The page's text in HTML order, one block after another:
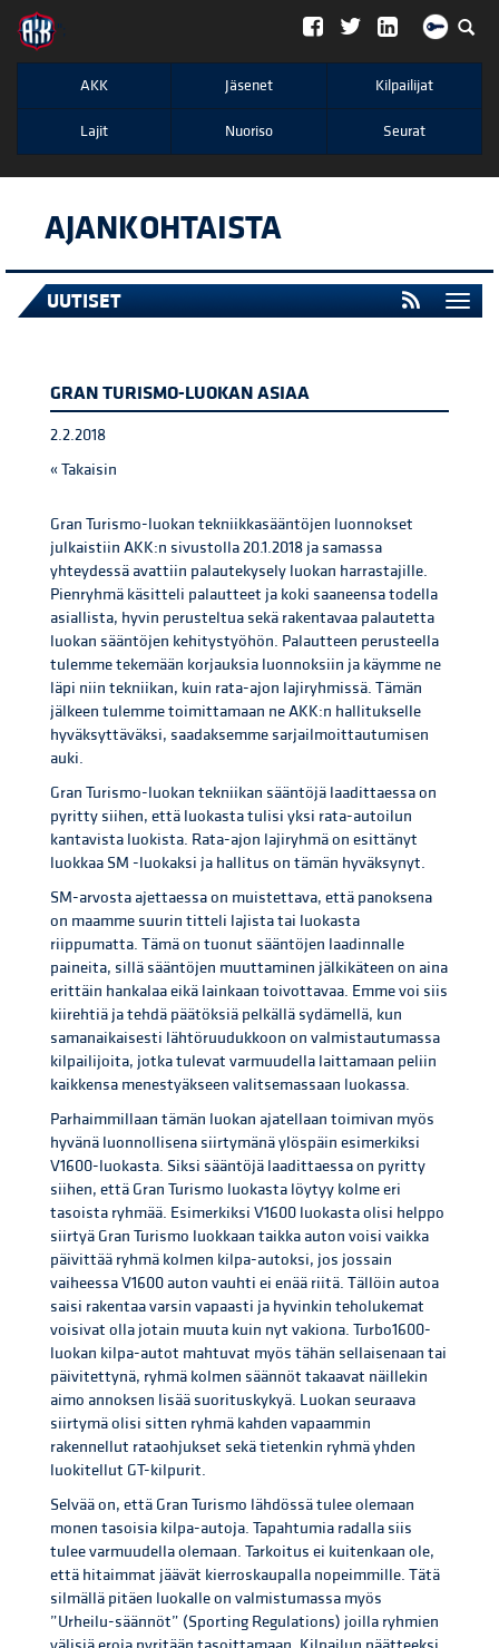
";
AKK Jäsenet Kilpailijat
Lajit Nuoriso Seurat
AJANKOHTAISTA
UUTISET
GRAN TURISMO-LUOKAN ASIAA
2.2.2018
« Takaisin
Gran Turismo-luokan tekniikkasääntöjen luonnokset
julkaistiin AKK:n sivustolla 20.1.2018 ja samassa
yhteydessä avattiin palautekysely luokan harrastajille.
Pienryhmä käsitteli palautteet ja koki saaneensa todella
asiallista, hyvin perusteltua sekä rakentavaa palautetta
luokan sääntöjen kehitystyöhön. Palautteen perusteella
tulemme tekemään korjauksia luonnoksiin ja käymme ne
läpi niin tekniikan, kuin rata-ajon lajiryhmissä. Tämän
jälkeen tulemme toimittamaan ne AKK:n hallitukselle
hyväksyttäväksi, saadaksemme sarjailmoittautumisen
auki.
Gran Turismo-luokan tekniikan sääntöjä laadittaessa on
pyritty siihen, että luokasta tulisi yksi rata-autoilun
kantavista luokista. Rata-ajon lajiryhmä on esittänyt
luokkaa SM -luokaksi ja hallitus on tämän hyväksynyt.
SM-arvosta ajettaessa on muistettava, että panoksena
on maamme suurin titteli lajista tai luokasta
riippumatta. Tämä on tuonut sääntöjen laadinnalle
paineita, sillä sääntöjen muuttaminen jälkikäteen on aina
erittäin hankalaa eikä lainkaan toivottavaa. Emme voi siis
kiirehtiä ja tehdä päätöksiä pelkällä sydämellä, kun
samanaikaisesti lähtöruudukkoon on valmistautumassa
kilpailijoita, jotka tulevat varmuudella laittamaan peliin
kaikkensa menestyäkseen valitsemassaan luokassa.
Parhaimmillaan tämän luokan ajatellaan toimivan myös
hyvänä luonnollisena siirtymänä ylöspäin esimerkiksi
V1600-luokasta. Siksi sääntöjä laadittaessa on pyritty
siihen, että Gran Turismo luokasta löytyy kolme eri
tasoista ryhmää. Esimerkiksi V1600 luokasta olisi helppo
siirtyä Gran Turismo luokkaan taikka auton voisi vaikka
päivittää ryhmä kolmen kilpa-autoksi, jos jossain
vaiheessa V1600 auton vauhti ei enää riitä. Tällöin autoa
saisi rakentaa varsin vapaasti ja hyvinkin teholukemat
voisivat olla jotain muuta kuin nyt vakiona. Turbo1600-
luokan kilpa-autot mahtuvat myös tähän sellaisenaan tai
päivitettynä, ryhmä kolmen säännöt takaavat näillekin
aimo annoksen lisää suorituskykyä. Luokan seuraava
siirtymä olisi sitten ryhmä kahden vapaammin
rakennellut rataohjukset sekä tietenkin ryhmä yhden
luokitellut GT-kilpurit.
Selvää on, että Gran Turismo lähdössä tulee olemaan
monen tasoisia kilpa-autoja. Tapahtumia radalla siis
tulee varmuudella olemaan. Tarkoitus ei kuitenkaan ole,
että hitaimmat jäävät kierroskaupalla nopeimmille. Tätä
silmällä pitäen luokalle on valmistumassa myös
”Urheilu-säännöt” (Sporting Regulations) joilla ryhmien